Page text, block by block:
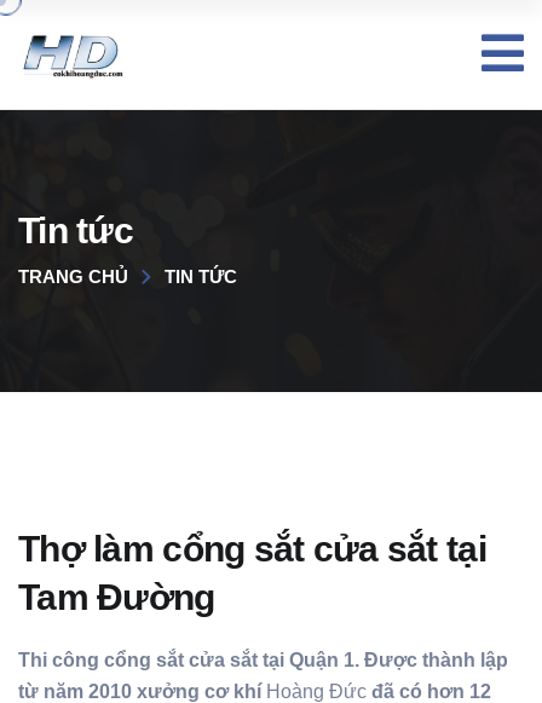
Tin tức
TRANG CHỦ TIN TỨC
Thợ làm cổng sắt cửa sắt tại
Tam Đường
Thi công cổng sắt cửa sắt tại Quận 1. Được thành lập
từ năm 2010 xưởng cơ khí Hoàng Đức đã có hơn 12